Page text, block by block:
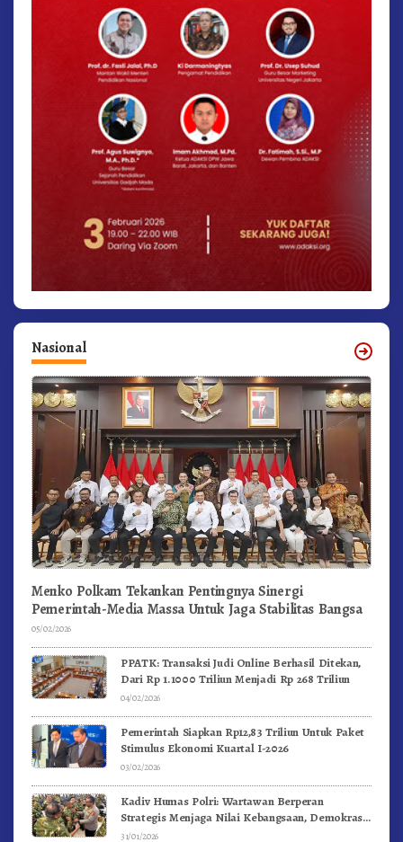
Nasional
Menko Polkam Tekankan Pentingnya Sinergi
Pemerintah-Media Massa Untuk Jaga Stabilitas Bangsa
05/02/2026
PPATK: Transaksi Judi Online Berhasil Ditekan,
Dari Rp 1.1000 Triliun Menjadi Rp 268 Triliun
04/02/2026
Pemerintah Siapkan Rp12,83 Triliun Untuk Paket
Stimulus Ekonomi Kuartal I-2026
03/02/2026
Kadiv Humas Polri: Wartawan Berperan
Strategis Menjaga Nilai Kebangsaan, Demokrasi,
dan NKRI
31/01/2026